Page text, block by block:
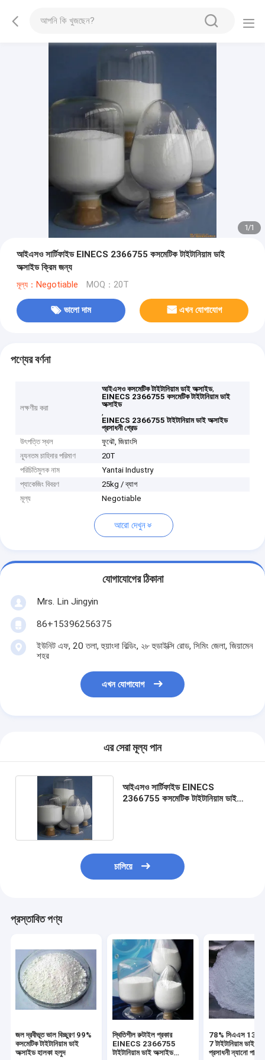
1/1
আইএসও সার্টিফাইড EINECS 2366755 কসমেটিক টাইটানিয়াম ডাই
অক্সাইড ক্রিম জন্য
মূল্য：Negotiable MOQ：20T
ভালো দাম এখন যোগাযোগ
পণ্যের বর্ণনা
লক্ষণীয় করা
আইএসও কসমেটিক টাইটানিয়াম ডাই অক্সাইড,
EINECS 2366755 কসমেটিক টাইটানিয়াম ডাই
অক্সাইড
,
EINECS 2366755 টাইটানিয়াম ডাই অক্সাইড
প্রসাধনী গ্রেড
উৎপত্তি স্থল
ফুঝৌ, জিয়াংসি
ন্যূনতম চাহিদার পরিমাণ
20T
পরিচিতিমুলক নাম
Yantai Industry
প্যাকেজিং বিবরণ
25kg / ব্যাগ
মূল্য
Negotiable
আরো দেখুন
যোগাযোগের ঠিকানা
Mrs. Lin Jingyin
86+15396256375
ইউনিট এফ, 20 তলা, হুয়াংদা বিল্ডিং, ২৮ হুডাইক্সি রোড, সিমিং জেলা, জিয়ামেন
শহর
এখন যোগাযোগ
এর সেরা মূল্য পান
আইএসও সার্টিফাইড EINECS
2366755 কসমেটিক টাইটানিয়াম ডাই
চালিয়ে
প্রস্তাবিত পণ্য
জল দ্রবীভূত ভাল বিচ্ছুরণ 99%
কসমেটিক টাইটানিয়াম ডাই
অক্সাইড হালকা হলুদ
স্থিতিশীল রুটাইল প্রকার
EINECS 2366755
টাইটানিয়াম ডাই অক্সাইড
78% সিএএস
7 টাইটানিয়াম ডাই
প্রসাধনী ন্যানো